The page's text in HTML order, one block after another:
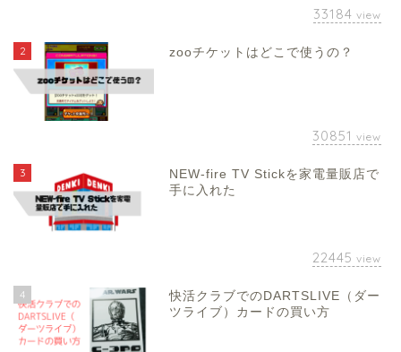
33184 view
2 zooチケットはどこで使うの？
30851 view
3
NEW-fire TV Stickを家電量販店で
手に入れた
22445 view
4
快活クラブでのDARTSLIVE（ダー
ツライブ）カードの買い方